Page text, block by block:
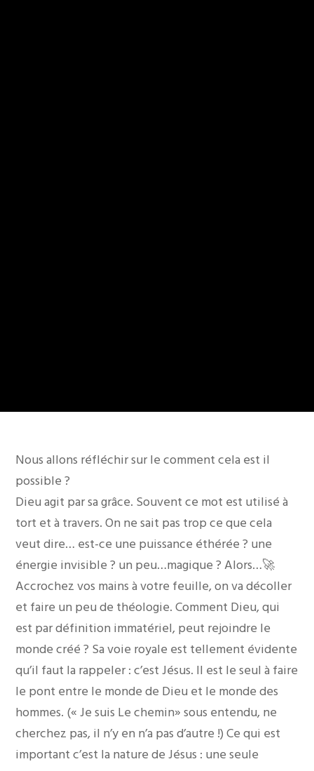
Nous allons réfléchir sur le comment cela est il
possible ?
Dieu agit par sa grâce. Souvent ce mot est utilisé à
tort et à travers. On ne sait pas trop ce que cela
veut dire… est-ce une puissance éthérée ? une
énergie invisible ? un peu…magique ? Alors…🚀
Accrochez vos mains à votre feuille, on va décoller
et faire un peu de théologie. Comment Dieu, qui
est par définition immatériel, peut rejoindre le
monde créé ? Sa voie royale est tellement évidente
qu’il faut la rappeler : c’est Jésus. Il est le seul à faire
le pont entre le monde de Dieu et le monde des
hommes. (« Je suis Le chemin» sous entendu, ne
cherchez pas, il n’y en n’a pas d’autre !) Ce qui est
important c’est la nature de Jésus : une seule